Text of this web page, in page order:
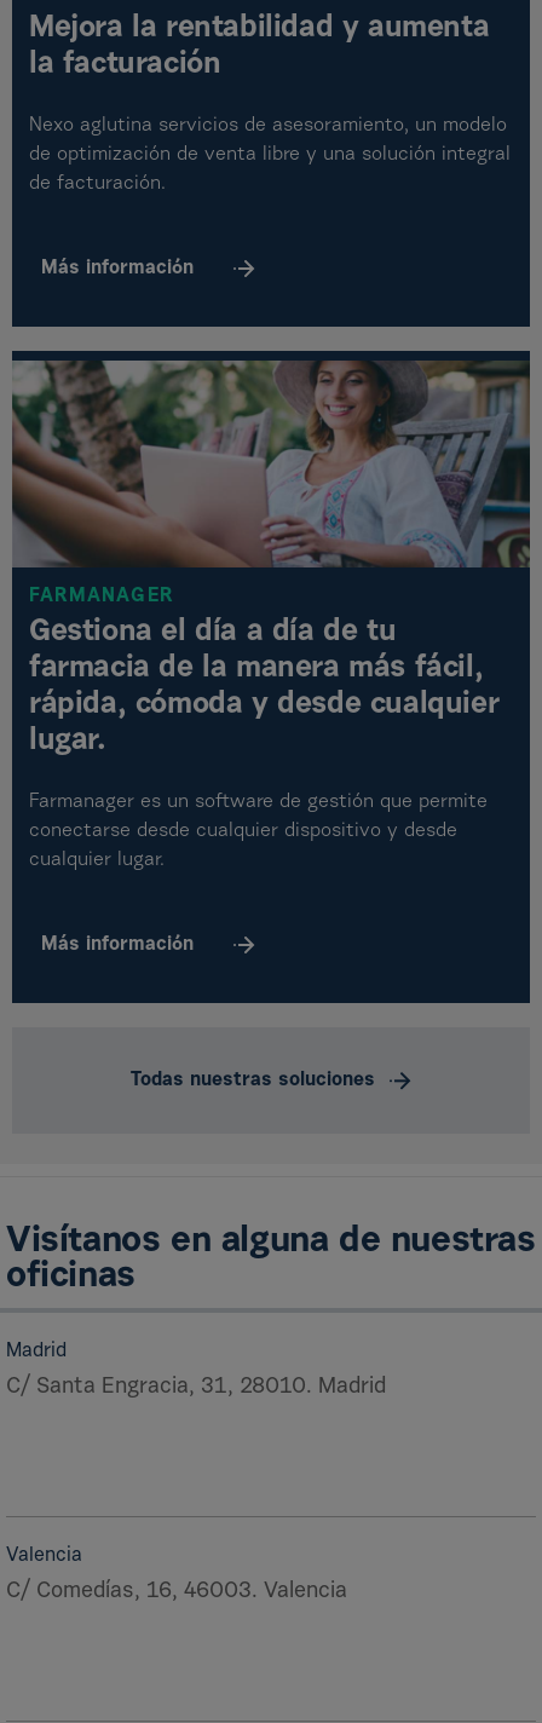
Mejora la rentabilidad y aumenta
la facturación
Nexo aglutina servicios de asesoramiento, un modelo
de optimización de venta libre y una solución integral
de facturación.
Más información
FARMANAGER
Gestiona el día a día de tu
farmacia de la manera más fácil,
rápida, cómoda y desde cualquier
lugar.
Farmanager es un software de gestión que permite
conectarse desde cualquier dispositivo y desde
cualquier lugar.
Más información
Todas nuestras soluciones
Visítanos en alguna de nuestras
oficinas
Madrid
C/ Santa Engracia, 31, 28010. Madrid
Valencia
C/ Comedías, 16, 46003. Valencia